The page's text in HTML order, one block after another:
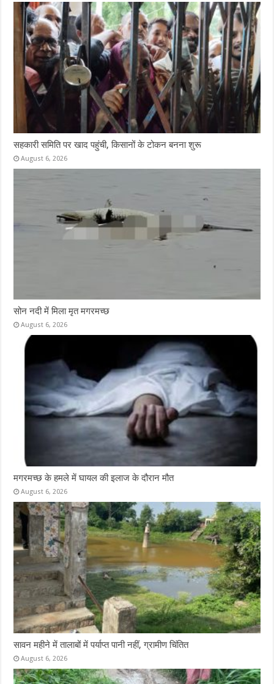
सहकारी समिति पर खाद पहुंची, किसानों के टोकन बनना शुरू
August 6, 2026
सोन नदी में मिला मृत मगरमच्छ
August 6, 2026
मगरमच्छ के हमले में घायल की इलाज के दौरान मौत
August 6, 2026
सावन महीने में तालाबों में पर्याप्त पानी नहीं, ग्रामीण चिंतित
August 6, 2026